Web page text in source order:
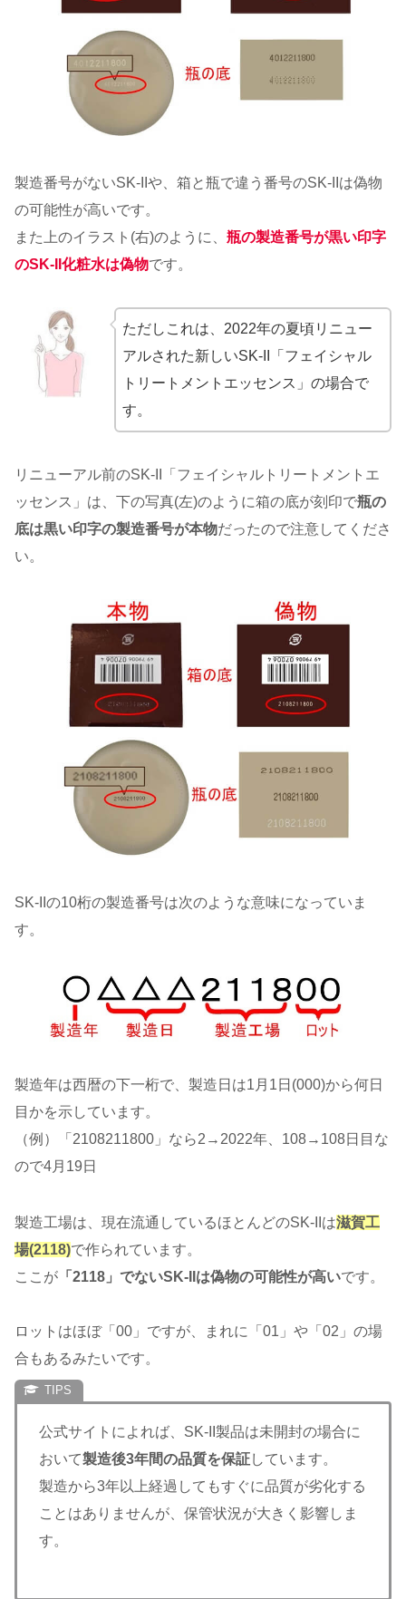
製造番号がないSK-IIや、箱と瓶で違う番号のSK-IIは偽物
の可能性が高いです。
また上のイラスト(右)のように、 瓶の製造番号が黒い印字
のSK-II化粧水は偽物です。
ただしこれは、2022年の夏頃リニュー
アルされた新しいSK-II「フェイシャル
トリートメントエッセンス」の場合で
す。
リニューアル前のSK-II「フェイシャルトリートメントエ
ッセンス」は、下の写真(左)のように箱の底が刻印で瓶の
底は黒い印字の製造番号が本物だったので注意してくださ
い。
SK-IIの10桁の製造番号は次のような意味になっていま
す。
製造年は西暦の下一桁で、製造日は1月1日(000)から何日
目かを示しています。
（例）「2108211800」なら2→2022年、108→108日目な
ので4月19日
製造工場は、現在流通しているほとんどのSK-IIは滋賀工
場(2118)で作られています。
ここが 「2118」でないSK-IIは偽物の可能性が高いです。
ロットはほぼ「00」ですが、まれに「01」や「02」の場
合もあるみたいです。
公式サイトによれば、SK-II製品は未開封の場合に
おいて製造後3年間の品質を保証しています。
製造から3年以上経過してもすぐに品質が劣化する
ことはありませんが、保管状況が大きく影響しま
す。